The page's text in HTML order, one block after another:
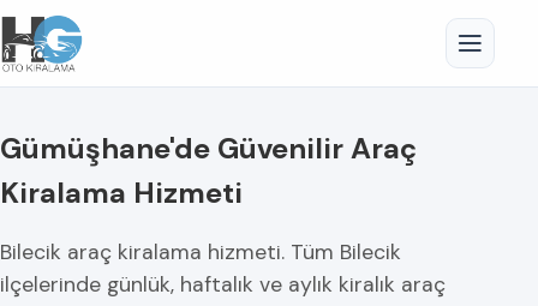
Gümüşhane'de Güvenilir Araç
Kiralama Hizmeti
Bilecik araç kiralama hizmeti. Tüm Bilecik
ilçelerinde günlük, haftalık ve aylık kiralık araç